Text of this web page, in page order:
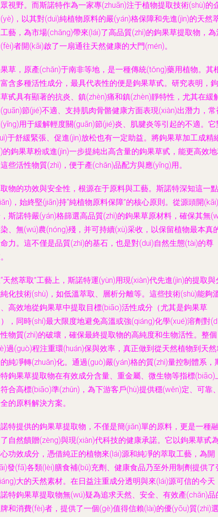
視野。而斯諾特作為一家專(zhuān)注于植物提取技術(shù)的
，以其對(duì)純植物原料的嚴(yán)格保障和先進(jìn)的天然
藝，為市場(chǎng)帶來(lái)了高品質(zhì)的鉤果草提取物，為
者開(kāi)啟了一扇通往天然健康的大門(mén)。
草，原產(chǎn)于南非等地，是一種傳統(tǒng)藥用植物。其
含多種活性成分，最具代表性的便是鉤果草甙。研究表明，鉤
甙具有顯著的抗炎、鎮(zhèn)痛和鎮(zhèn)靜特性，尤其在緩
節(jié)不適、支持肌肉骨骼健康方面表現(xiàn)出潛力，常
用于緩解輕度關(guān)節(jié)炎、肌腱炎等引起的不適。它
于舒緩緊張、促進(jìn)放松也有一定助益。將鉤果草加工成精
的鉤果草粉或進(jìn)一步提純出高含量的鉤果草甙，能更高效
些活性物質(zhì)，便于產(chǎn)品配方與應(yīng)用。
物的功效與安全性，根源在于原料與工藝。斯諾特深知這一點
，始終堅(jiān)持“純植物原料保障”的核心原則。從源頭開(kāi)
斯諾特嚴(yán)格篩選高品質(zhì)的鉤果草原材料，確保其無
、無(wú)農(nóng)殘，并可持續(xù)采收，以保留植物最本真
力。這不僅是品質(zhì)的基石，也是對(duì)自然生態(tài)的尊
天然萃取”工藝上，斯諾特運(yùn)用現(xiàn)代先進(jìn)的提取與
化技術(shù)，如低溫萃取、層析分離等。這些技術(shù)能夠
高效地從鉤果草中提取目標(biāo)活性成分（尤其是鉤果草
，同時(shí)最大限度地避免高溫或強(qiáng)化學(xué)溶劑對
物質(zhì)的破壞，確保最終提取物的高純度和生物活性。整個
過(guò)程注重環(huán)保與效率，真正做到從天然植物到天
純凈轉(zhuǎn)化。通過(guò)嚴(yán)格的質(zhì)量控制體系，
鉤果草提取物在有效成分含量、重金屬、微生物等指標(biāo)
合高標(biāo)準(zhǔn)，為下游客戶(hù)提供穩(wěn)定、可靠
的原料解決方案。
特提供的鉤果草提取物，不僅是簡(jiǎn)單的原料，更是一種
自然饋贈(zèng)與現(xiàn)代科技的健康承諾。它以鉤果草甙
功效成分，憑借純正的植物來(lái)源和純凈的萃取工藝，為開
發(fā)各類(lèi)膳食補(bǔ)充劑、健康食品乃至外用制劑提供了
大的天然素材。在日益注重成分透明與來(lái)源可信的今天
特鉤果草提取物無(wú)疑為追求天然、安全、有效產(chǎn)品
和消費(fèi)者，提供了一個(gè)值得信賴(lài)的優(yōu)質(zhì)